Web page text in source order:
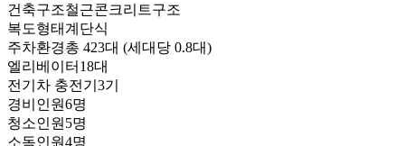
건축구조철근콘크리트구조
복도형태계단식
주차환경총 423대 (세대당 0.8대)
엘리베이터 18대
전기차 충전기 3기
경비인원6명
청소인원5명
소독인원4명